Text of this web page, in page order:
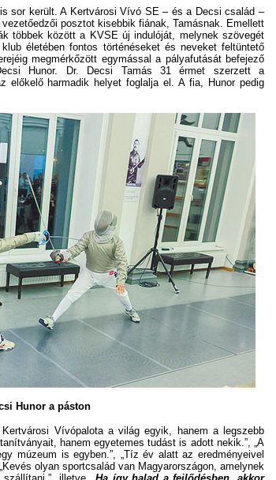
sor került. A Kertvárosi Vívó SE – és a Decsi család –
posztot kisebbik fiának, Tamásnak. Emellett
többek között a KVSE új indulóját, melynek szövegét
életében fontos történéseket és neveket feltüntető
megmérkőzött egymással a pályafutását befejező
Hunor. Dr. Decsi Tamás 31 érmet szerzett a
előkelő harmadik helyet foglalja el. A fia, Hunor pedig
Hunor a páston
Vívópalota a világ egyik, hanem a legszebb
hanem egyetemes tudást is adott nekik.”, „A
múzeum is egyben.”, „Tíz év alatt az eredményeivel
olyan sportcsalád van Magyarországon, amelynek